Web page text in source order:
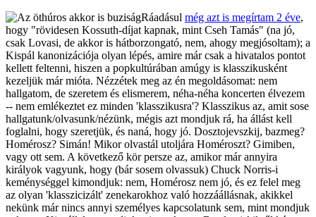
Ráadásul még azt is megírtam 2 éve,
hogy "rövidesen Kossuth-díjat kapnak, mint Cseh Tamás" (na jó,
csak Lovasi, de akkor is hátborzongató, nem, ahogy megjósoltam); a
Kispál kanonizációja olyan lépés, amire már csak a hivatalos pontot
kellett feltenni, hiszen a popkultúrában amúgy is klasszikusként
kezeljük már mióta. Nézzétek meg az én megoldásomat: nem
hallgatom, de szeretem és elismerem, néha-néha koncerten élvezem
-- nem emlékeztet ez minden 'klasszikusra'? Klasszikus az, amit sose
hallgatunk/olvasunk/nézünk, mégis azt mondjuk rá, ha állást kell
foglalni, hogy szeretjük, és naná, hogy jó. Dosztojevszkij, bazmeg?
Homérosz? Simán! Mikor olvastál utoljára Homéroszt? Gimiben,
vagy ott sem. A következő kör persze az, amikor már annyira
királyok vagyunk, hogy (bár sosem olvassuk) Chuck Norris-i
keménységgel kimondjuk: nem, Homérosz nem jó, és ez felel meg
az olyan 'klasszicizált' zenekarokhoz való hozzáállásnak, akikkel
nekünk már nincs annyi személyes kapcsolatunk sem, mint mondjuk